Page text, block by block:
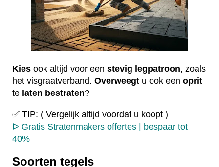
Kies ook altijd voor een stevig legpatroon, zoals
het visgraatverband. Overweegt u ook een oprit
te laten bestraten?
✅ TIP: ( Vergelijk altijd voordat u koopt )
ᐅ Gratis Stratenmakers offertes | bespaar tot
40%
Soorten tegels